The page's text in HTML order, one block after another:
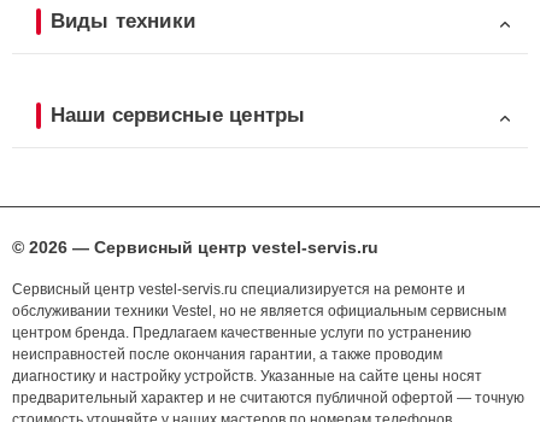
Виды техники
Наши сервисные центры
© 2026 — Сервисный центр vestel-servis.ru
Сервисный центр vestel-servis.ru специализируется на ремонте и
обслуживании техники Vestel, но не является официальным сервисным
центром бренда. Предлагаем качественные услуги по устранению
неисправностей после окончания гарантии, а также проводим
диагностику и настройку устройств. Указанные на сайте цены носят
предварительный характер и не считаются публичной офертой — точную